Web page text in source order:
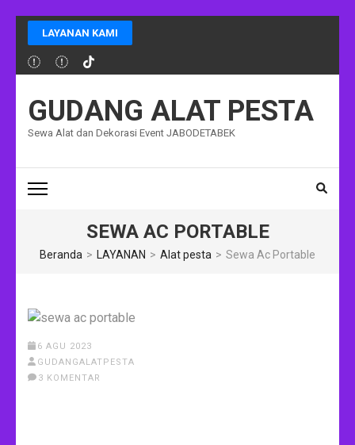
LAYANAN KAMI
GUDANG ALAT PESTA
Sewa Alat dan Dekorasi Event JABODETABEK
SEWA AC PORTABLE
Beranda > LAYANAN > Alat pesta > Sewa Ac Portable
6 AGU 2023
GUDANGALATPESTA
3 KOMENTAR